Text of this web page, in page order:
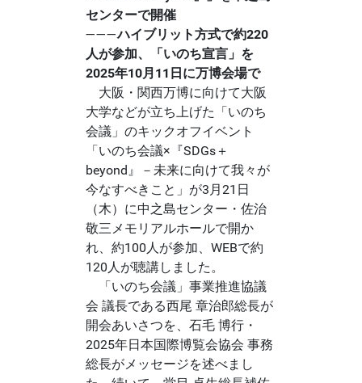
センターで開催
―――ハイブリット方式で約220
人が参加、「いのち宣言」を
2025年10月11日に万博会場で
大阪・関西万博に向けて大阪
大学などが立ち上げた「いのち
会議」のキックオフイベント
「いのち会議×『SDGs＋
beyond』－未来に向けて我々が
今なすべきこと」が3月21日
（木）に中之島センター・佐治
敬三メモリアルホールで開か
れ、約100人が参加、WEBで約
120人が聴講しました。
「いのち会議」事業推進協議
会 議長である西尾 章治郎総長が
開会あいさつを、石毛 博行・
2025年日本国際博覧会協会 事務
総長がメッセージを述べまし